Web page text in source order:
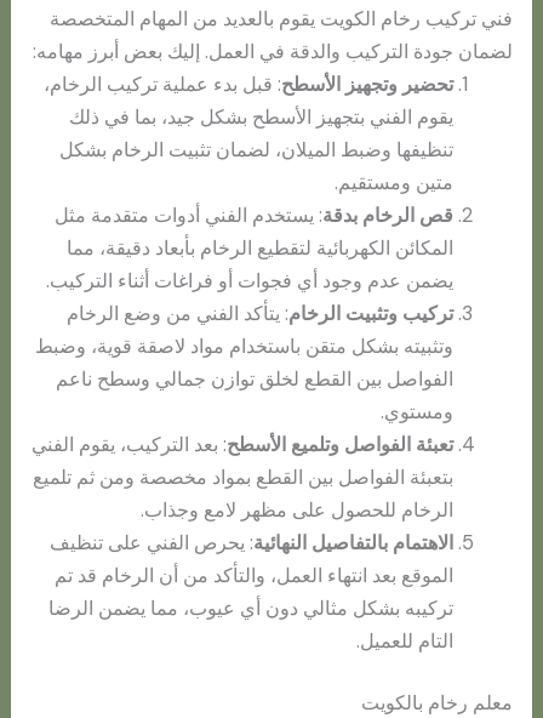
فني تركيب رخام الكويت يقوم بالعديد من المهام المتخصصة
لضمان جودة التركيب والدقة في العمل. إليك بعض أبرز مهامه:
تحضير وتجهيز الأسطح: قبل بدء عملية تركيب الرخام،
يقوم الفني بتجهيز الأسطح بشكل جيد، بما في ذلك
تنظيفها وضبط الميلان، لضمان تثبيت الرخام بشكل
متين ومستقيم.
قص الرخام بدقة: يستخدم الفني أدوات متقدمة مثل
المكائن الكهربائية لتقطيع الرخام بأبعاد دقيقة، مما
يضمن عدم وجود أي فجوات أو فراغات أثناء التركيب.
تركيب وتثبيت الرخام: يتأكد الفني من وضع الرخام
وتثبيته بشكل متقن باستخدام مواد لاصقة قوية، وضبط
الفواصل بين القطع لخلق توازن جمالي وسطح ناعم
ومستوي.
تعبئة الفواصل وتلميع الأسطح: بعد التركيب، يقوم الفني
بتعبئة الفواصل بين القطع بمواد مخصصة ومن ثم تلميع
الرخام للحصول على مظهر لامع وجذاب.
الاهتمام بالتفاصيل النهائية: يحرص الفني على تنظيف
الموقع بعد انتهاء العمل، والتأكد من أن الرخام قد تم
تركيبه بشكل مثالي دون أي عيوب، مما يضمن الرضا
التام للعميل.
معلم رخام بالكويت